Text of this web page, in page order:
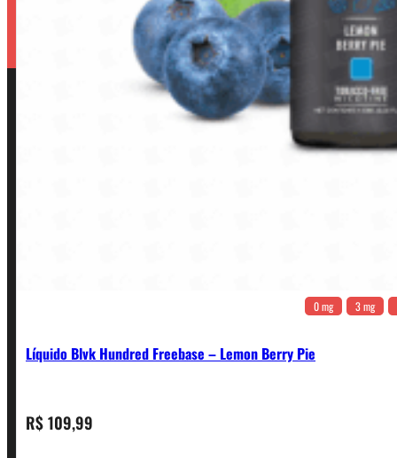
0 mg 3 mg
Líquido Blvk Hundred Freebase – Lemon Berry Pie
R$109,99
CONTATO